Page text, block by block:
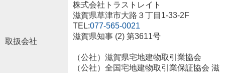
取扱会社
株式会社トラストレイト
滋賀県草津市大路３丁目1-33-2F
TEL:077-565-0021
滋賀県知事 (2) 第3611号
（公社）滋賀県宅地建物取引業協会
（公社）全国宅地建物取引業保証協会 滋